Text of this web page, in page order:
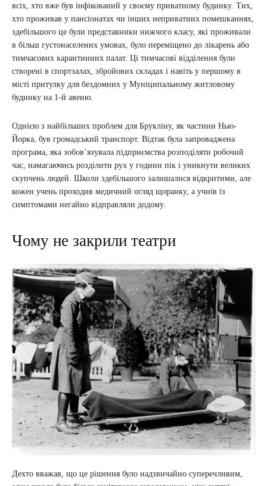
всіх, хто вже був інфікований у своєму приватному будинку. Тих,
хто проживав у пансіонатах чи інших неприватних помешканнях,
здебільшого це були представники нижчого класу, які проживали
в більш густонаселених умовах, було переміщено до лікарень або
тимчасових карантинних палат. Ці тимчасові відділення були
створені в спортзалах, збройових складах і навіть у першому в
місті притулку для бездомних у Муніципальному житловому
будинку на 1-й авеню.
Однією з найбільших проблем для Брукліну, як частини Нью-
Йорка, був громадський транспорт. Відтак була запроваджена
програма, яка зобов’язувала підприємства розподіляти робочий
час, намагаючись розділити рух у години пік і уникнути великих
скупчень людей. Школи здебільшого залишалися відкритими, але
кожен учень проходив медичний огляд щоранку, а учнів із
симптомами негайно відправляли додому.
Чому не закрили театри
Дехто вважав, що це рішення було надзвичайно суперечливим,